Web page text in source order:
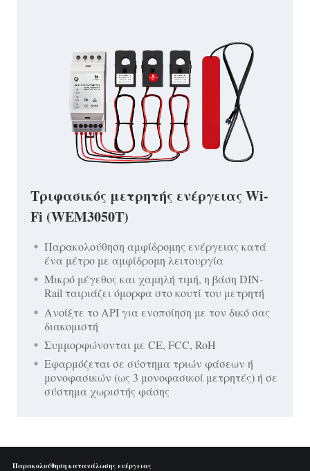
Τριφασικός μετρητής ενέργειας Wi-
Fi (WEM3050T)
Παρακολούθηση αμφίδρομης ενέργειας κατά
ένα μέτρο με αμφίδρομη λειτουργία
Μικρό μέγεθος και χαμηλή τιμή, η βάση DIN-
Rail ταιριάζει όμορφα στο κουτί του μετρητή
Ανοίξτε το API για ενοποίηση με τον δικό σας
διακομιστή
Συμμορφώνονται με CE, FCC, RoH
Εφαρμόζεται σε σύστημα τριών φάσεων ή
μονοφασικών (ως 3 μονοφασικοί μετρητές) ή σε
σύστημα χωριστής φάσης
Παρακολούθηση κατανάλωσης ενέργειας